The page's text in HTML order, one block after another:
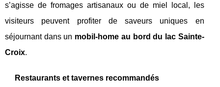
s’agisse de fromages artisanaux ou de miel local, les
visiteurs peuvent profiter de saveurs uniques en
séjournant dans un mobil-home au bord du lac Sainte-
Croix.
Restaurants et tavernes recommandés